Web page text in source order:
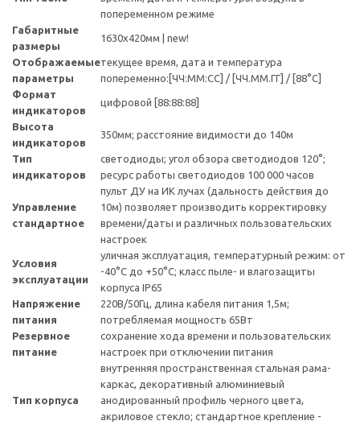
попеременном режиме
Габаритные
размеры
1630x420мм | new!
Отображаемые
параметры
текущее время, дата и температура
попеременно:[ЧЧ:ММ:СС] / [ЧЧ.ММ.ГГ] / [88°C]
Формат
индикаторов
цифровой [88:88:88]
Высота
индикаторов
350мм; расстояние видимости до 140м
Тип
индикаторов
светодиоды; угол обзора светодиодов 120°;
ресурс работы светодиодов 100 000 часов
Управление
стандартное
пульт ДУ на ИК лучах (дальность действия до
10м) позволяет производить корректировку
времени/даты и различных пользовательских
настроек
Условия
эксплуатации
уличная эксплуатация, температурный режим: от
-40°C до +50°C; класс пыле- и влагозащиты
корпуса IP65
Напряжение
питания
220В/50Гц, длина кабеля питания 1,5м;
потребляемая мощность 65Вт
Резервное
питание
сохранение хода времени и пользовательских
настроек при отключении питания
Тип корпуса
внутренняя пространственная стальная рама-
каркас, декоративный алюминиевый
анодированный профиль черного цвета,
акриловое стекло; стандартное крепление -